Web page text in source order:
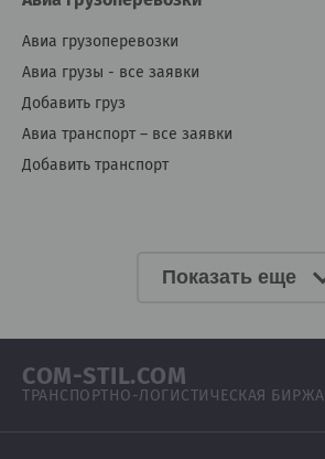
Авиа грузоперевозки
Авиа грузы - все заявки
Добавить груз
Авиа транспорт – все заявки
Добавить транспорт
Показать еще
COM-STIL.COM
ТРАНСПОРТНО-ЛОГИСТИЧЕСКАЯ БИРЖА